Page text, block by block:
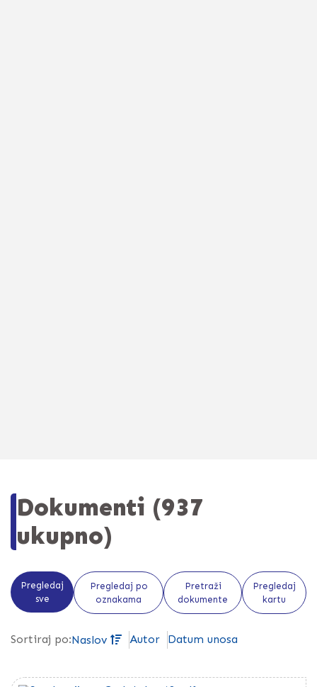
Dokumenti (937
ukupno)
Pregledaj
sve
Pregledaj po
oznakama
Pretraži
dokumente
Pregledaj
kartu
Sortiraj po:Naslov Autor Datum unosa